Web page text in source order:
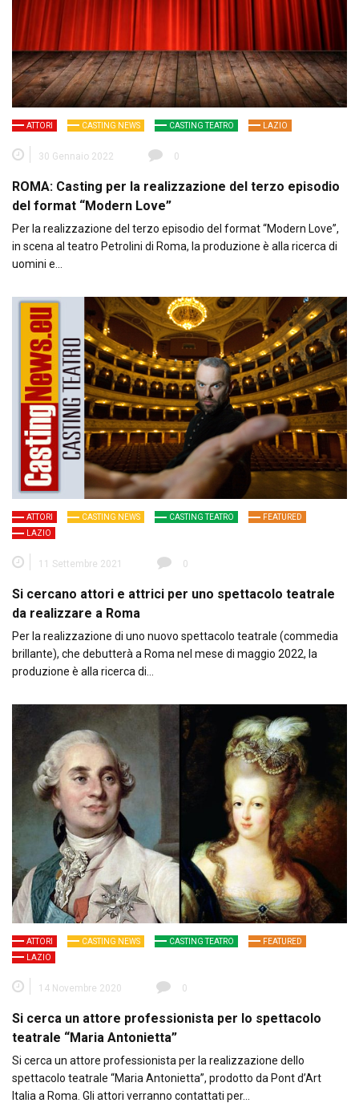
ATTORI CASTING NEWS CASTING TEATRO LAZIO
30 Gennaio 2022 0
ROMA: Casting per la realizzazione del terzo episodio
del format “Modern Love”
Per la realizzazione del terzo episodio del format “Modern Love”,
in scena al teatro Petrolini di Roma, la produzione è alla ricerca di
uomini e…
ATTORI CASTING NEWS CASTING TEATRO
FEATURED
LAZIO
11 Settembre 2021 0
Si cercano attori e attrici per uno spettacolo teatrale
da realizzare a Roma
Per la realizzazione di uno nuovo spettacolo teatrale (commedia
brillante), che debutterà a Roma nel mese di maggio 2022, la
produzione è alla ricerca di…
ATTORI CASTING NEWS CASTING TEATRO
FEATURED
LAZIO
14 Novembre 2020 0
Si cerca un attore professionista per lo spettacolo
teatrale “Maria Antonietta”
Si cerca un attore professionista per la realizzazione dello
spettacolo teatrale “Maria Antonietta”, prodotto da Pont d’Art
Italia a Roma. Gli attori verranno contattati per…